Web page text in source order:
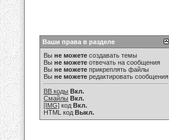
Ваши права в разделе
Вы не можете создавать темы
Вы не можете отвечать на сообщения
Вы не можете прикреплять файлы
Вы не можете редактировать сообщения
BB коды Вкл.
Смайлы Вкл.
[IMG] код Вкл.
HTML код Выкл.